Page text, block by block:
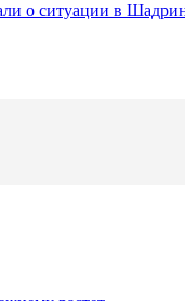
о ситуации в